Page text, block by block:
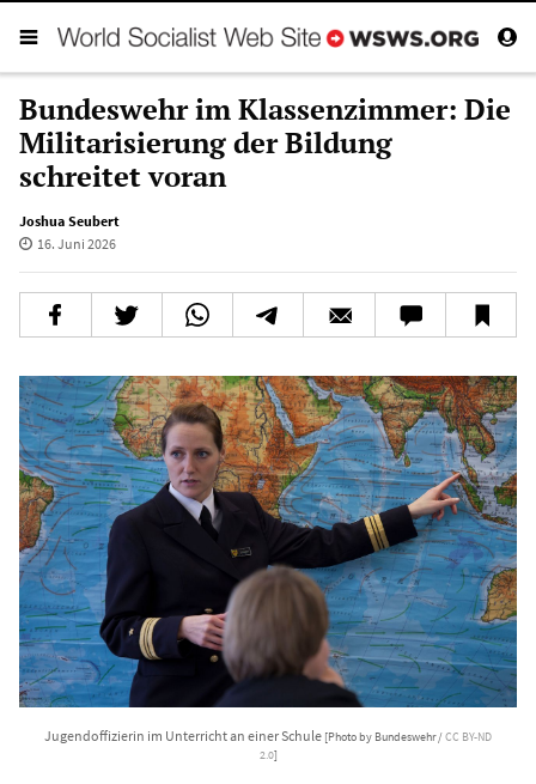
Bundeswehr im Klassenzimmer: Die
Militarisierung der Bildung
schreitet voran
Joshua Seubert
16. Juni 2026
Jugendoffizierin im Unterricht an einer Schule [Photo by Bundeswehr /CC BY-ND
2.0]